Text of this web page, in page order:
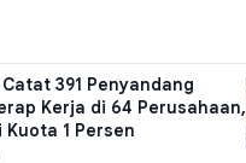
391 Penyandang
Kerja di 64 Perusahaan,
Kuota 1 Persen